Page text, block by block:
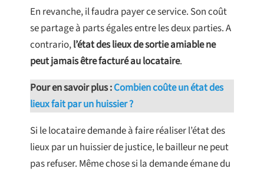
En revanche, il faudra payer ce service. Son coût
se partage à parts égales entre les deux parties. A
contrario,l’état des lieux de sortie amiable ne
peut jamais être facturé au locataire.
Pour en savoir plus :Combien coûte un état des
lieux fait par un huissier ?
Si le locataire demande à faire réaliser l’état des
lieux par un huissier de justice, le bailleur ne peut
pas refuser. Même chose si la demande émane du